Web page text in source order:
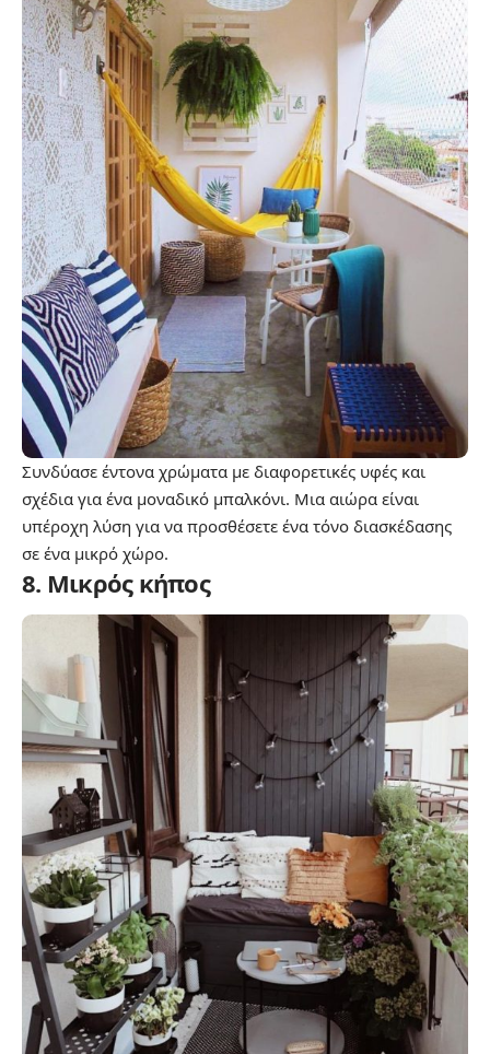
Συνδύασε έντονα χρώματα με διαφορετικές υφές και
σχέδια για ένα μοναδικό μπαλκόνι. Μια αιώρα είναι
υπέροχη λύση για να προσθέσετε ένα τόνο διασκέδασης
σε ένα μικρό χώρο.
8. Μικρός κήπος